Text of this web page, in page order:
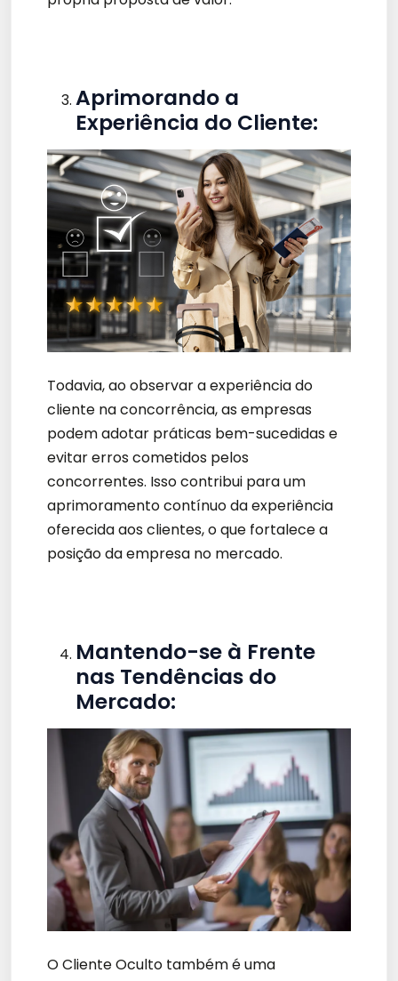
Aprimorando a
Experiência do Cliente:
Todavia, ao observar a experiência do
cliente na concorrência, as empresas
podem adotar práticas bem-sucedidas e
evitar erros cometidos pelos
concorrentes. Isso contribui para um
aprimoramento contínuo da experiência
oferecida aos clientes, o que fortalece a
posição da empresa no mercado.
Mantendo-se à Frente
nas Tendências do
Mercado:
O Cliente Oculto também é uma